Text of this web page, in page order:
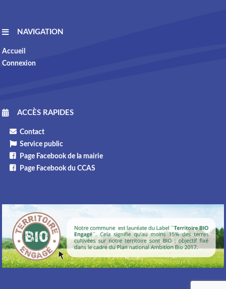
NAVIGATION
Accueil
Connexion
ACCÈS RAPIDES
Contact
Service public
Page Facebook de la mairie
Page Facebook du CCAS